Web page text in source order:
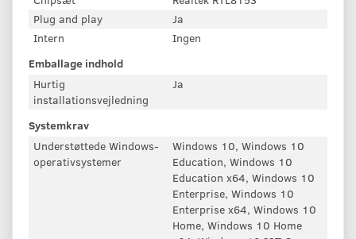
Plug and play
Ja
Intern
Ingen
Emballage indhold
Hurtig
installationsvejledning
Ja
Systemkrav
Understøttede Windows-
operativsystemer
Windows 10, Windows 10
Education, Windows 10
Education x64, Windows 10
Enterprise, Windows 10
Enterprise x64, Windows 10
Home, Windows 10 Home